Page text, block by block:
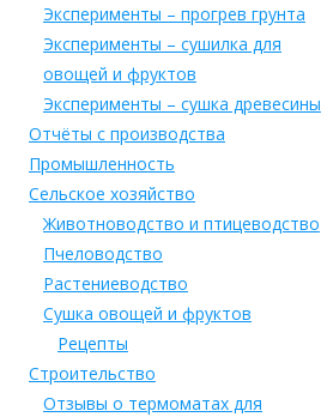
Эксперименты – прогрев грунта
Эксперименты – сушилка для
овощей и фруктов
Эксперименты – сушка древесины
Отчёты с производства
Промышленность
Сельское хозяйство
Животноводство и птицеводство
Пчеловодство
Растениеводство
Сушка овощей и фруктов
Рецепты
Строительство
Отзывы о термоматах для